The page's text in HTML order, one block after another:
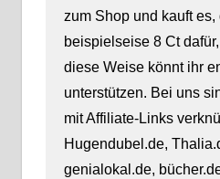
zum Shop und kauft
beispielseise 8 Ct
diese Weise könnt ihr
unterstützen. Bei uns
mit Affiliate-Links
Hugendubel.de,
genialokal.de,